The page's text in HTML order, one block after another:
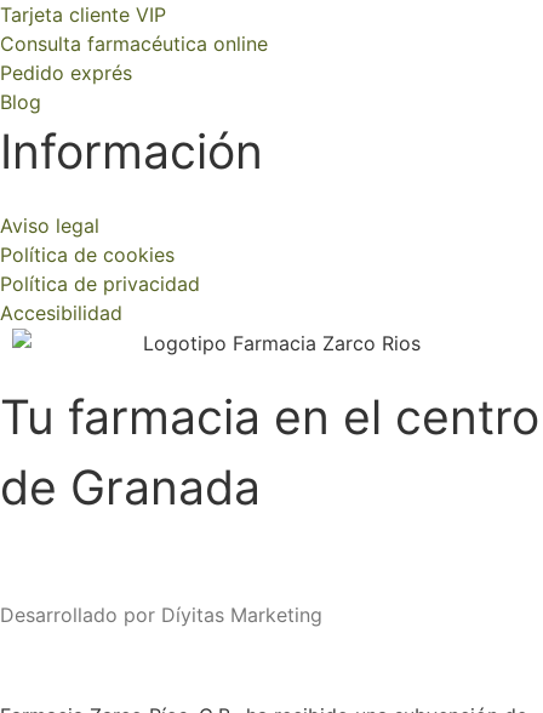
Tarjeta cliente VIP
Consulta farmacéutica online
Pedido exprés
Blog
Información
Aviso legal
Política de cookies
Política de privacidad
Accesibilidad
Tu farmacia en el centro
de Granada
Desarrollado por Díyitas Marketing